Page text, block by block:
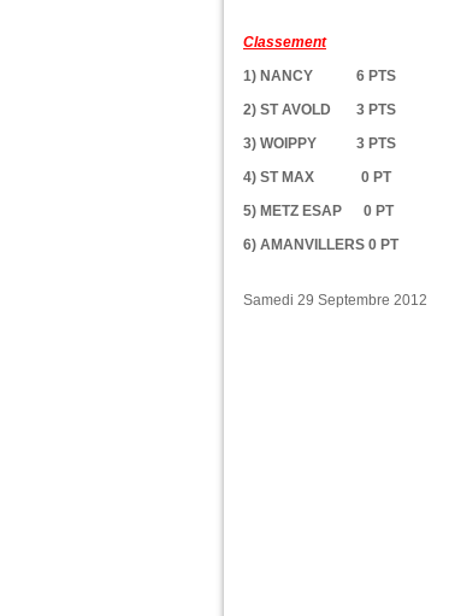
Classement
1) NANCY 6 PTS
2) ST AVOLD 3 PTS
3) WOIPPY 3 PTS
4) ST MAX 0 PT
5) METZ ESAP 0 PT
6) AMANVILLERS 0 PT
Samedi 29 Septembre 2012